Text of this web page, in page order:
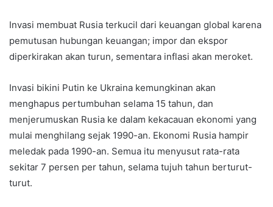
Invasi membuat Rusia terkucil dari keuangan global karena
pemutusan hubungan keuangan; impor dan ekspor
diperkirakan akan turun, sementara inflasi akan meroket.
Invasi bikini Putin ke Ukraina kemungkinan akan
menghapus pertumbuhan selama 15 tahun, dan
menjerumuskan Rusia ke dalam kekacauan ekonomi yang
mulai menghilang sejak 1990-an. Ekonomi Rusia hampir
meledak pada 1990-an. Semua itu menyusut rata-rata
sekitar 7 persen per tahun, selama tujuh tahun berturut-
turut.